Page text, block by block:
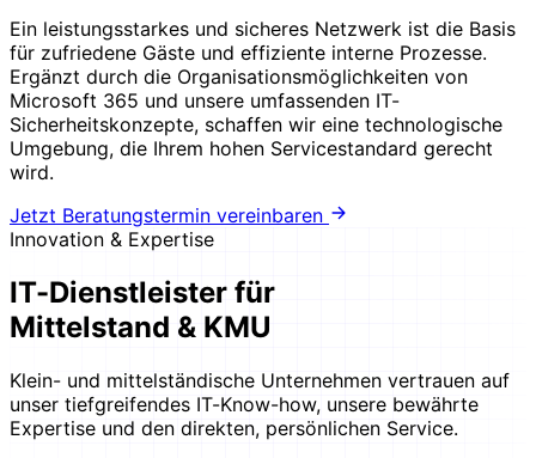
Ein leistungsstarkes und sicheres Netzwerk ist die Basis
für zufriedene Gäste und effiziente interne Prozesse.
Ergänzt durch die Organisationsmöglichkeiten von
Microsoft 365 und unsere umfassenden IT-
Sicherheitskonzepte, schaffen wir eine technologische
Umgebung, die Ihrem hohen Servicestandard gerecht
wird.
Jetzt Beratungstermin vereinbaren
Innovation & Expertise
IT-Dienstleister für
Mittelstand & KMU
Klein- und mittelständische Unternehmen vertrauen auf
unser tiefgreifendes IT-Know-how, unsere bewährte
Expertise und den direkten, persönlichen Service.